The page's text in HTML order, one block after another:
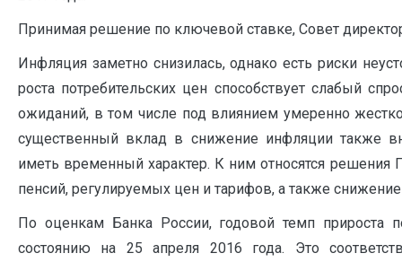
Принимая решение по ключевой ставке, Совет
Инфляция заметно снизилась, однако есть риски
роста потребительских цен способствует слабый
ожиданий, в том числе под влиянием умеренно
существенный вклад в снижение инфляции также
иметь временный характер. К ним относятся решения
пенсий, регулируемых цен и тарифов, а также
По оценкам Банка России, годовой темп прироста
состоянию на 25 апреля 2016 года. Это